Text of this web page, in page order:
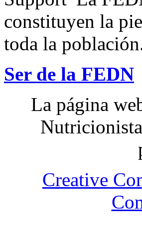
constituyen la
toda la
Ser de la FEDN
La página
Creative